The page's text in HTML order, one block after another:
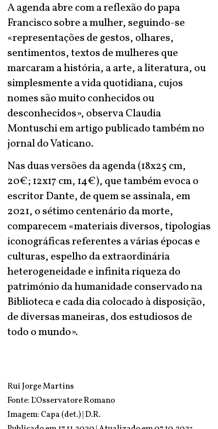
A agenda abre com a reflexão do papa
Francisco sobre a mulher, seguindo-se
«representações de gestos, olhares,
sentimentos, textos de mulheres que
marcaram a história, a arte, a literatura, ou
simplesmente a vida quotidiana, cujos
nomes são muito conhecidos ou
desconhecidos», observa Claudia
Montuschi em artigo publicado também no
jornal do Vaticano.
Nas duas versões da agenda (18x25 cm,
20€; 12x17 cm, 14€), que também evoca o
escritor Dante, de quem se assinala, em
2021, o sétimo centenário da morte,
comparecem «materiais diversos, tipologias
iconográficas referentes a várias épocas e
culturas, espelho da extraordinária
heterogeneidade e infinita riqueza do
património da humanidade conservado na
Biblioteca e cada dia colocado à disposição,
de diversas maneiras, dos estudiosos de
todo o mundo».
Rui Jorge Martins
Fonte:L'Osservatore Romano
Imagem: Capa (det.) | D.R.